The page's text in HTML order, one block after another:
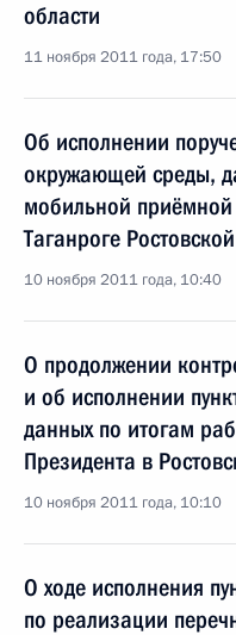
области
11 ноября 2011 года, 17:50
Об исполнении
окружающей среды,
мобильной приёмной
Таганроге
10 ноября 2011 года, 10:40
О продолжении
и об исполнении
данных по итогам
Президента в
10 ноября 2011 года, 10:10
О ходе исполнения
по реализации